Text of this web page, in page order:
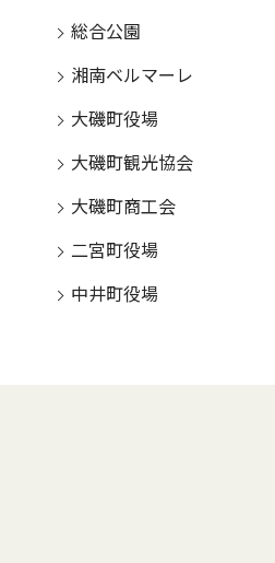
総合公園
湘南ベルマーレ
大磯町役場
大磯町観光協会
大磯町商工会
二宮町役場
中井町役場